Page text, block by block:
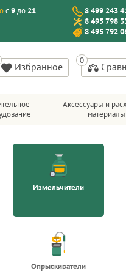
с9до 21 8 499 243
8 495 798
8 495 792
Избранное
Аксессуары и
материалы
Измельчители
Опрыскиватели